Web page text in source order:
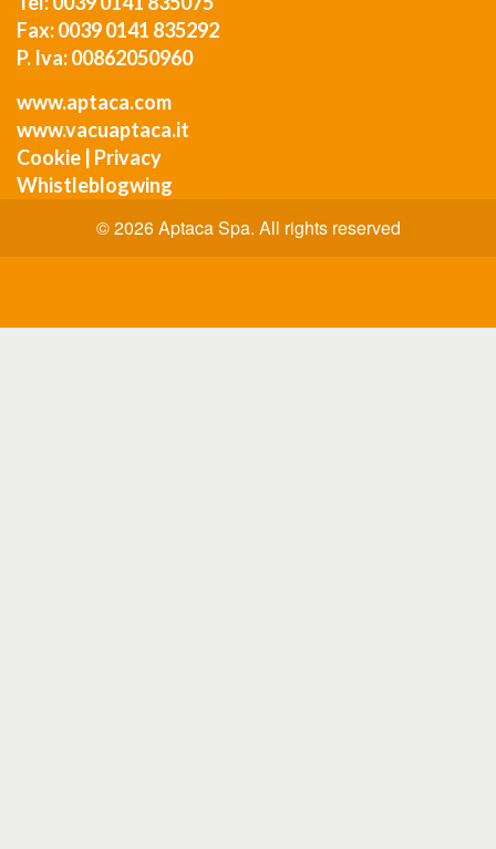
Fax: 0039 0141 835292
P. Iva: 00862050960
www.aptaca.com
www.vacuaptaca.it
Cookie Privacy
Whistleblogwing
© 2026 Aptaca Spa. All rights reserved